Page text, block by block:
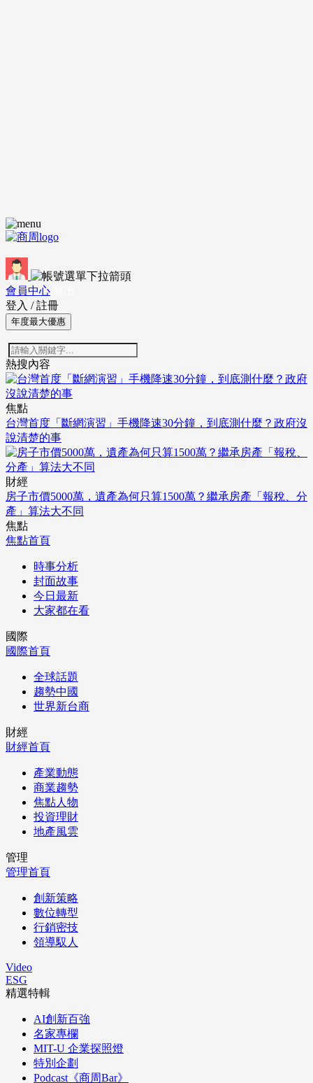
會員中心
登入 / 註冊
年度最大優惠
熱搜內容
焦點
台灣首度「斷網演習」手機降速30分鐘，到底測什麼？政府沒
說清楚的事
財經
房子市價5000萬，遺產為何只算1500萬？繼承房產「報稅、分
產」算法大不同
焦點
焦點首頁
時事分析
封面故事
今日最新
大家都在看
國際
國際首頁
全球話題
趨勢中國
世界新台商
財經
財經首頁
產業動態
商業趨勢
焦點人物
投資理財
地產風雲
管理
管理首頁
創新策略
數位轉型
行銷密技
領導馭人
Video
ESG
精選特輯
AI創新百強
名家專欄
MIT-U 企業探照燈
特別企劃
Podcast《商周Bar》